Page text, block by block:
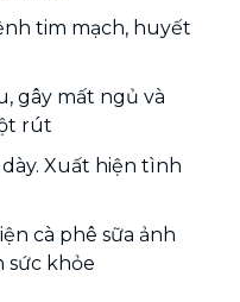
tim mạch, huyết
gây mất ngủ và
rút
Xuất hiện tình
cà phê sữa ảnh
sức khỏe